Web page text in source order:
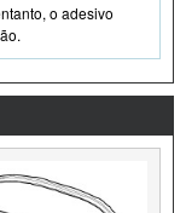
o adesivo